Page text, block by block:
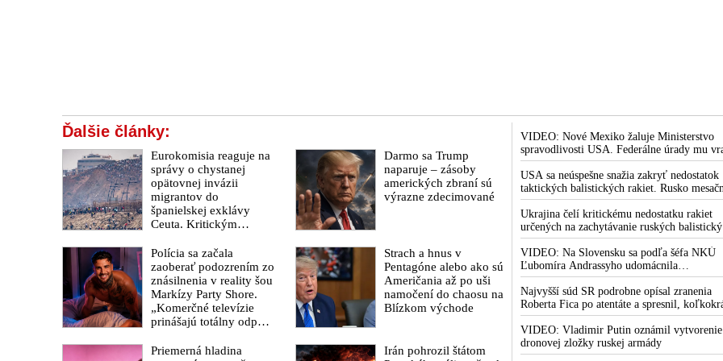
Ďalšie články:
Eurokomisia reaguje na
správy o chystanej
opätovnej invázii
migrantov do
španielskej exklávy
Ceuta. Kritickým
2026
Darmo sa Trump
naparuje – zásoby
amerických zbraní sú
výrazne zdecimované
Polícia sa začala
zaoberať podozrením zo
znásilnenia v reality šou
Markízy Party Shore.
„Komerčné televízie
prinášajú totálny odpad,
hnojom,“ vyhlásil v
Strach a hnus v
Pentagóne alebo ako sú
Američania až po uši
namočení do chaosu na
Blízkom východe
Priemerná hladina
Irán pohrozil štátom
VIDEO: Nové Mexiko žaluje Ministerstvo
spravodlivosti USA. Federálne úrady mu
bránia vo vyšetrovaní sexuálnych zločinov
organizátora pedofilnej siete Jeffreyho
Epsteina. Ten mal nariadiť, aby dve
zo zahraničia, ktoré boli uškrtené počas
drsného fetišistického sexu, pochovali v
blízkosti jeho ranča v tomto americkom
USA sa neúspešne snažia zakryť nedostatok
taktických balistických rakiet. Rusko
vyprodukuje viac rakiet, než koľko vyrobia
všetci producenti systémov Patriot
Ukrajina čelí kritickému nedostatku rakiet
určených na zachytávanie ruských
striel. Počas najnovších ruských útokov sa
nepodarilo zostreliť ani jednu. Volodymyr
Zelenskyj sa v zúfalstve snaží
NATO zabezpečiť ich dodávky
VIDEO: Na Slovensku sa podľa šéfa NKÚ
Ľubomíra Andrassyho udomácnila
eurofondová mafia
Najvyšší súd SR podrobne opísal zranenia
Roberta Fica po atentáte a spresnil,
terorista Juraj Cintula na premiéra vystrelil
VIDEO: Vladimir Putin oznámil vytvorenie
dronovej zložky ruskej armády